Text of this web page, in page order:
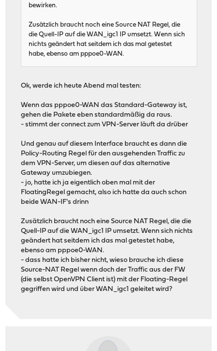
bewirken.
Zusätzlich braucht noch eine Source NAT Regel, die
die Quell-IP auf die WAN_igc1 IP umsetzt. Wenn sich
nichts geändert hat seitdem ich das mal getestet
habe, ebenso am pppoe0-WAN.
Ok, werde ich heute Abend mal testen:
Wenn das pppoe0-WAN das Standard-Gateway ist,
gehen die Pakete eben standardmäßig da raus.
- stimmt der connect zum VPN-Server läuft da drüber
Und genau auf diesem Interface braucht es dann die
Policy-Routing Regel für den ausgehenden Traffic zu
dem VPN-Server, um diesen auf das alternative
Gateway umzubiegen.
- jo, hatte ich ja eigentlich oben mal mit der
FloatingRegel gemacht, also ich hatte da auch schon
beide WAN-IF's drinn
Zusätzlich braucht noch eine Source NAT Regel, die die
Quell-IP auf die WAN_igc1 IP umsetzt. Wenn sich nichts
geändert hat seitdem ich das mal getestet habe,
ebenso am pppoe0-WAN.
- dass hatte ich bisher nicht, wieso brauche ich diese
Source-NAT Regel wenn doch der Traffic aus der FW
(die selbst OpenVPN Client ist) mit der Floating-Regel
gegriffen wird und über WAN_igc1 geleitet wird?